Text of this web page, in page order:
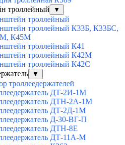
троллейный
▼
троллейный
троллейный К33Б, К33БС,
К45М
троллейный К41
троллейный К42М
троллейный К42С
▼
троллеедержателей
ДТ-2И-1М
ДТН-2А-1М
ДТ-2Д-1М
Д-30-ВГ-П
ДТН-8Е
ДТ-11А-М